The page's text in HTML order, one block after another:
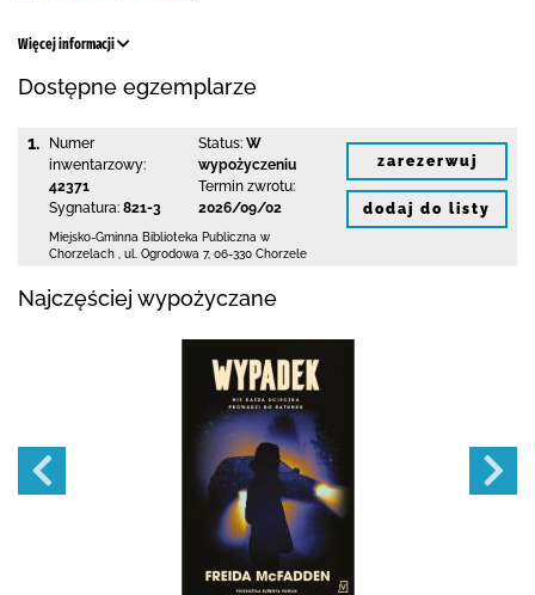
Więcej informacji
Dostępne egzemplarze
1.
Numer
inwentarzowy:
42371
Sygnatura: 821-3
Status: W
wypożyczeniu
Termin zwrotu:
2026/09/02
Miejsko-Gminna Biblioteka Publiczna w
Chorzelach
ul. Ogrodowa 7, 06-330 Chorzele
zarezerwuj
dodaj do listy
Najczęściej wypożyczane